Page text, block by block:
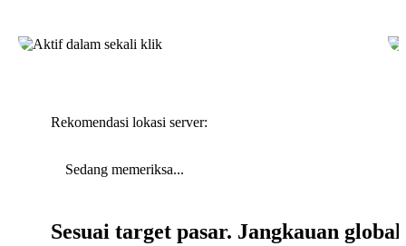
Rekomendasi lokasi server:
Sedang memeriksa...
Sesuai target pasar. Jangkauan global